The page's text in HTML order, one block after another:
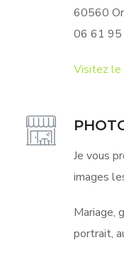
60560
06 61
Visitez
Je vous
images
Mariage,
portrait,